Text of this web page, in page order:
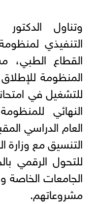
وتناول
التنفيذي
القطاع الطبي،
النهائي
التنسيق مع وزارة
للتحول الرقمي
الجامعات الخاصة
مشروعاتهم.